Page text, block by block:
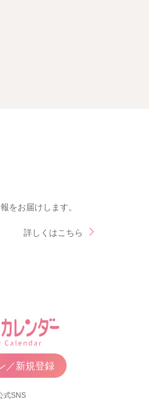
をお届けします。
詳しくはこちら
／新規登録
式SNS